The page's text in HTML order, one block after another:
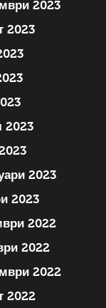
2023
2023
2023
2023
2023
2022
2022
2022
2022